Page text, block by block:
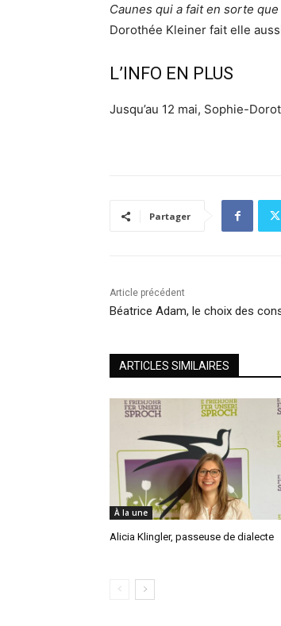
Caunes qui a fait en sorte
Dorothée Kleiner fait elle
L’INFO EN PLUS
Jusqu’au 12 mai, Sophie-
Partager
Article précédent
Béatrice Adam, le choix des
ARTICLES SIMILAIRES
À la une
Alicia Klingler, passeuse de dialecte